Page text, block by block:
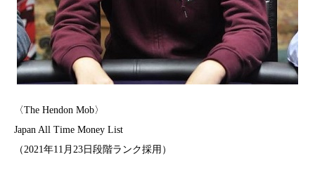
〈The Hendon Mob〉
Japan All Time Money List
（2021年11月23日段階ランク採用）